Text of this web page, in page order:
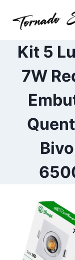
para
Conteúdo
Kit 5
7W